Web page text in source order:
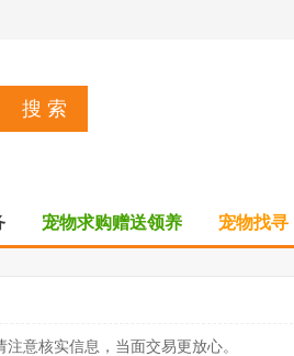
宠物求购赠送领养 宠物找寻
意核实信息，当面交易更放心。